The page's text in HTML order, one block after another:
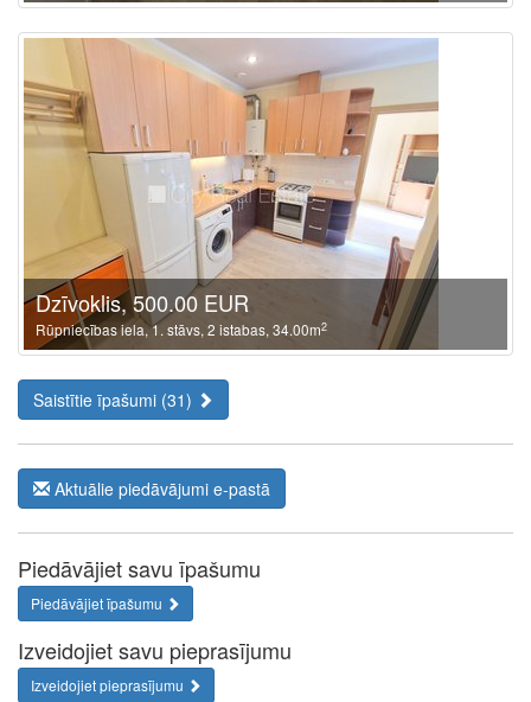
Dzīvoklis, 500.00 EUR
Rūpniecības iela, 1. stāvs, 2 istabas, 34.00m2
Saistītie īpašumi (31)
Aktuālie piedāvājumi e-pastā
Piedāvājiet savu īpašumu
Piedāvājiet īpašumu
Izveidojiet savu pieprasījumu
Izveidojiet pieprasījumu